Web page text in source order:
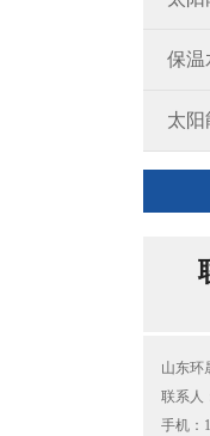
保温
太阳
山东环
联系人
手机：